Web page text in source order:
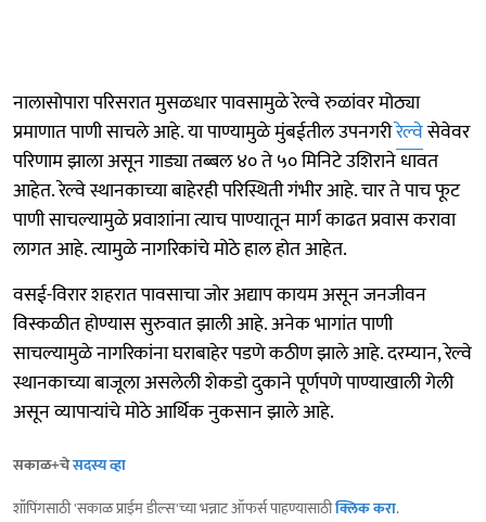
नालासोपारा परिसरात मुसळधार पावसामुळे रेल्वे रुळांवर मोठ्या
प्रमाणात पाणी साचले आहे. या पाण्यामुळे मुंबईतील उपनगरीरेल्वेसेवेवर
परिणाम झाला असून गाड्या तब्बल ४० ते ५० मिनिटे उशिराने धावत
आहेत. रेल्वे स्थानकाच्या बाहेरही परिस्थिती गंभीर आहे. चार ते पाच फूट
पाणी साचल्यामुळे प्रवाशांना त्याच पाण्यातून मार्ग काढत प्रवास करावा
लागत आहे. त्यामुळे नागरिकांचे मोठे हाल होत आहेत.
वसई-विरार शहरात पावसाचा जोर अद्याप कायम असून जनजीवन
विस्कळीत होण्यास सुरुवात झाली आहे. अनेक भागांत पाणी
साचल्यामुळे नागरिकांना घराबाहेर पडणे कठीण झाले आहे. दरम्यान, रेल्वे
स्थानकाच्या बाजूला असलेली शेकडो दुकाने पूर्णपणे पाण्याखाली गेली
असून व्यापाऱ्यांचे मोठे आर्थिक नुकसान झाले आहे.
सकाळ+चेसदस्य व्हा
शॉपिंगसाठी 'सकाळ प्राईम डील्स'च्या भन्नाट ऑफर्स पाहण्यासाठीक्लिक करा.